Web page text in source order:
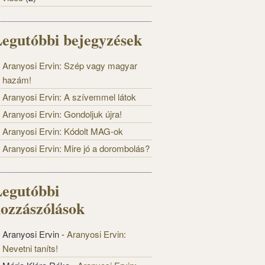
bejegyzések
Aranyosi Ervin: Szép vagy magyar
hazám!
Aranyosi Ervin: A szívemmel látok
Aranyosi Ervin: Gondoljuk újra!
Aranyosi Ervin: Kódolt MAG-ok
Aranyosi Ervin: Mire jó a dorombolás?
Aranyosi Ervin-Aranyosi Ervin:
Nevetni taníts!